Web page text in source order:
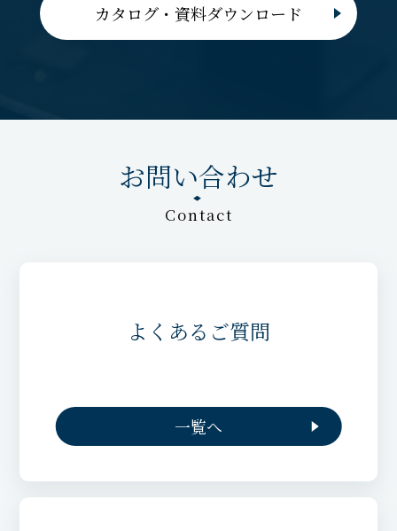
カタログ・資料ダウンロード
お問い合わせ
Contact
よくあるご質問
一覧へ